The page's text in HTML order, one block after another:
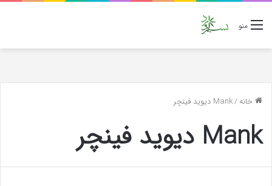
منو
خانه/Mank دیوید فینچر
Mank دیوید فینچر